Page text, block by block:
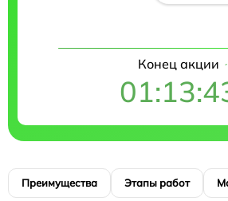
Конец акции
Преимущества Этапы работ